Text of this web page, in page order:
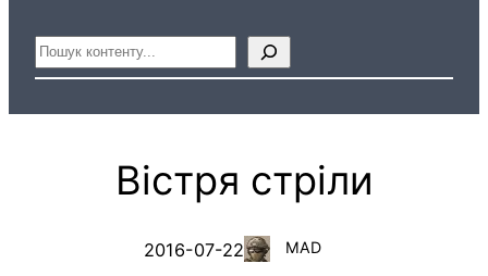
Пошук
Вістря стріли
2016-07-22 MAD